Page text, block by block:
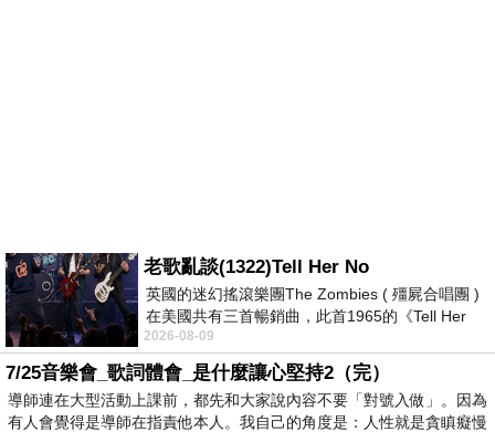
老歌亂談(1322)Tell Her No
英國的迷幻搖滾樂團The Zombies ( 殭屍合唱團 )
在美國共有三首暢銷曲，此首1965的《Tell Her
No》即為其中之一，在告示牌百大單曲
2026-08-09
7/25音樂會_歌詞體會_是什麼讓心堅持2（完）
導師連在大型活動上課前，都先和大家說內容不要「對號入做」。因為
有人會覺得是導師在指責他本人。我自己的角度是：人性就是貪瞋癡慢